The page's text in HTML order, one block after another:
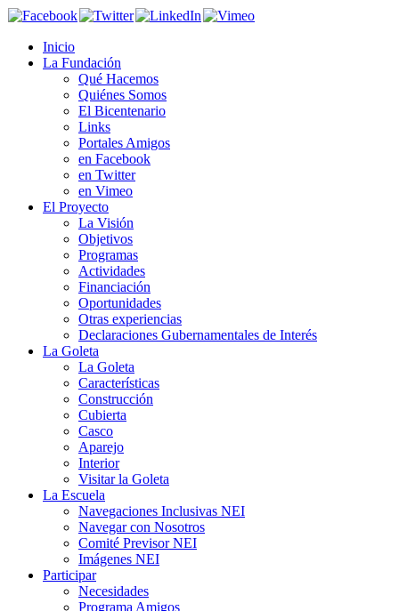
Inicio
La Fundación
Qué Hacemos
Quiénes Somos
El Bicentenario
Links
Portales Amigos
en Facebook
en Twitter
en Vimeo
El Proyecto
La Visión
Objetivos
Programas
Actividades
Financiación
Oportunidades
Otras experiencias
Declaraciones Gubernamentales de Interés
La Goleta
La Goleta
Características
Construcción
Cubierta
Casco
Aparejo
Interior
Visitar la Goleta
La Escuela
Navegaciones Inclusivas NEI
Navegar con Nosotros
Comité Previsor NEI
Imágenes NEI
Participar
Necesidades
Programa Amigos